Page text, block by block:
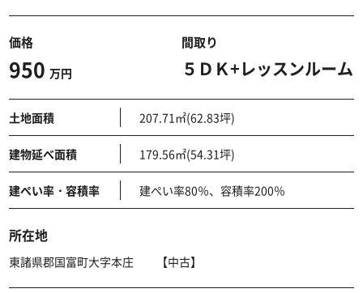
価格
950 万円
間取り
５ＤＫ+レッスンルーム
土地面積 207.71㎡(62.83坪)
建物延べ面積 179.56㎡(54.31坪)
建ぺい率・容積率 建ぺい率80％、容積率200％
所在地
東諸県郡国富町大字本庄 【中古】